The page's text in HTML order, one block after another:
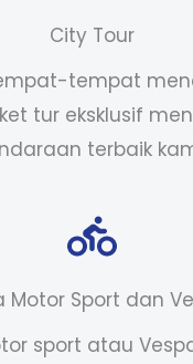
City Tour
tempat
tur eksklusif
terbaik
Motor Sport dan
sport atau